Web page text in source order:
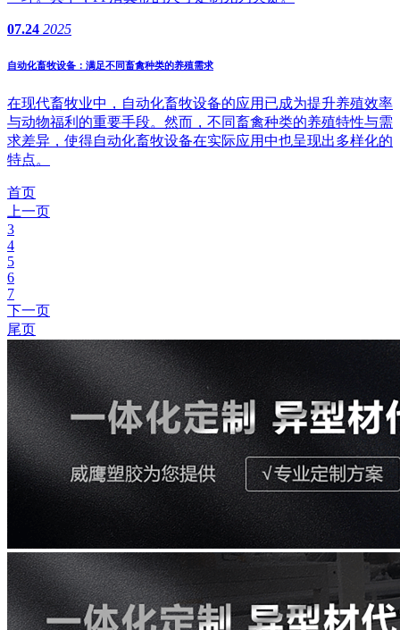
07.24 2025
自动化畜牧设备：满足不同畜禽种类的养殖需求
在现代畜牧业中，自动化畜牧设备的应用已成为提升养殖效率
与动物福利的重要手段。然而，不同畜禽种类的养殖特性与需
求差异，使得自动化畜牧设备在实际应用中也呈现出多样化的
特点。
首页
上一页
3
4
5
6
7
下一页
尾页